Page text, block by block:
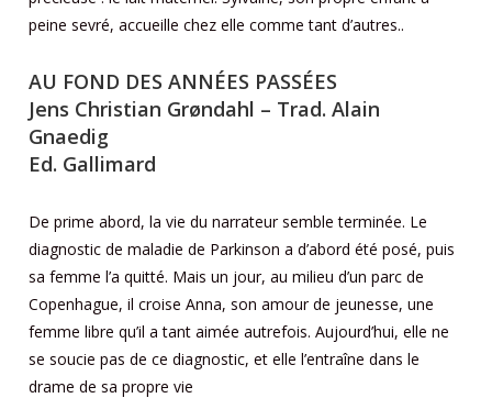
peine sevré, accueille chez elle comme tant d’autres..
AU FOND DES ANNÉES PASSÉES
Jens Christian Grøndahl – Trad. Alain
Gnaedig
Ed. Gallimard
De prime abord, la vie du narrateur semble terminée. Le
diagnostic de maladie de Parkinson a d’abord été posé, puis
sa femme l’a quitté. Mais un jour, au milieu d’un parc de
Copenhague, il croise Anna, son amour de jeunesse, une
femme libre qu’il a tant aimée autrefois. Aujourd’hui, elle ne
se soucie pas de ce diagnostic, et elle l’entraîne dans le
drame de sa propre vie